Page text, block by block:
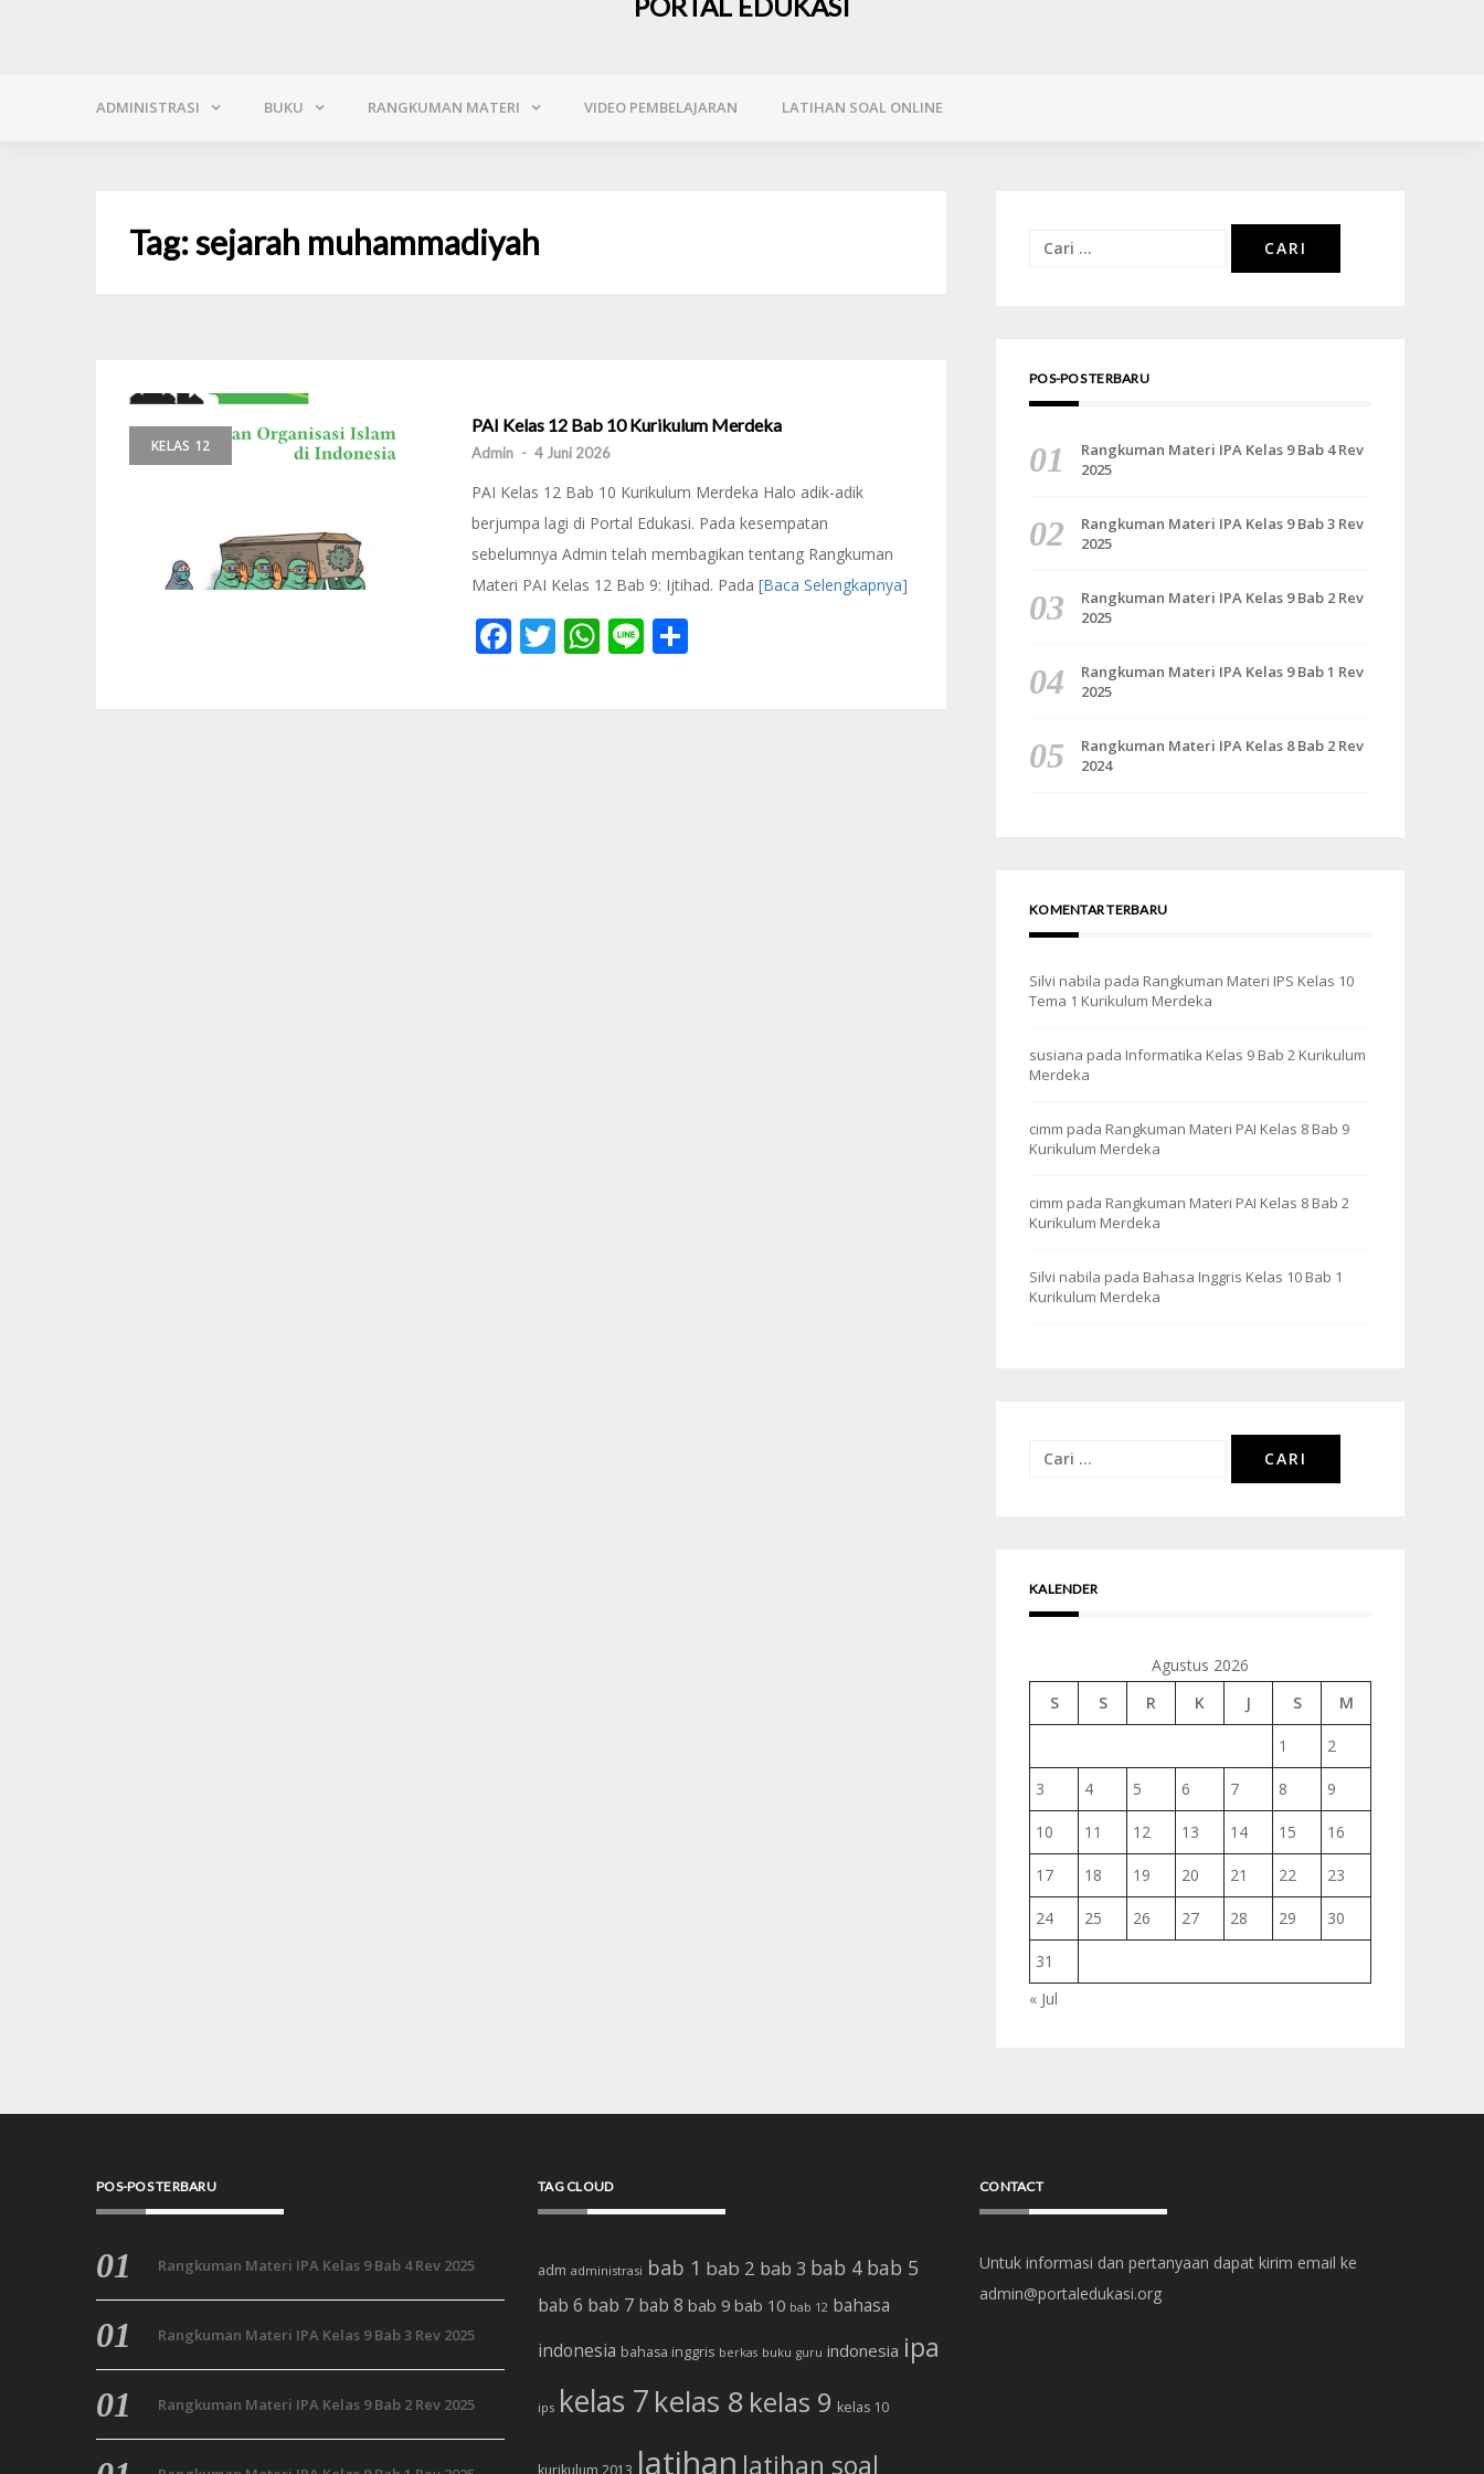
ADMINISTRASI BUKU RANGKUMAN MATERI VIDEO PEMBELAJARAN LATIHAN SOAL ONLINE
Tag:sejarah muhammadiyah
KELAS 12
PAI Kelas 12 Bab 10 Kurikulum Merdeka
Admin - 4 Juni 2026
PAI Kelas 12 Bab 10 Kurikulum Merdeka Halo adik-adik
berjumpa lagi di Portal Edukasi. Pada kesempatan
sebelumnya Admin telah membagikan tentang Rangkuman
Materi PAI Kelas 12 Bab 9: Ijtihad. Pada [Baca Selengkapnya]
Facebook
Twitter
WhatsApp
Line
Cari
POS-POS TERBARU
Rangkuman Materi IPA Kelas 9 Bab 4 Rev
2025
Rangkuman Materi IPA Kelas 9 Bab 3 Rev
2025
Rangkuman Materi IPA Kelas 9 Bab 2 Rev
2025
Rangkuman Materi IPA Kelas 9 Bab 1 Rev
2025
Rangkuman Materi IPA Kelas 8 Bab 2 Rev
2024
KOMENTAR TERBARU
Silvi nabila pada Rangkuman Materi IPS Kelas 10
Tema 1 Kurikulum Merdeka
susiana pada Informatika Kelas 9 Bab 2 Kurikulum
Merdeka
cimm pada Rangkuman Materi PAI Kelas 8 Bab 9
Kurikulum Merdeka
cimm pada Rangkuman Materi PAI Kelas 8 Bab 2
Kurikulum Merdeka
Silvi nabila pada Bahasa Inggris Kelas 10 Bab 1
Kurikulum Merdeka
Cari
KALENDER
Agustus 2026
S
S R K J S M
1 2
3 4 5 6 7 8 9
10 11 12 13 14 15 16
17 18 19 20 21 22 23
24 25 26 27 28 29 30
31
« Jul
POS-POS TERBARU
Rangkuman Materi IPA Kelas 9 Bab 4 Rev 2025
Rangkuman Materi IPA Kelas 9 Bab 3 Rev 2025
Rangkuman Materi IPA Kelas 9 Bab 2 Rev 2025
TAG CLOUD
adm administrasi bab 1 bab 2 bab 3 bab 4 bab 5
bab 6 bab 7 bab 8 bab 9 bab 10 bab 12 bahasa
indonesia bahasa inggris berkas buku guru indonesia ipa
ips kelas 7kelas 8 kelas 9 kelas 10
kurikulum 2013 latihan latihan soal
CONTACT
Untuk informasi dan pertanyaan dapat kirim email ke
admin@portaledukasi.org